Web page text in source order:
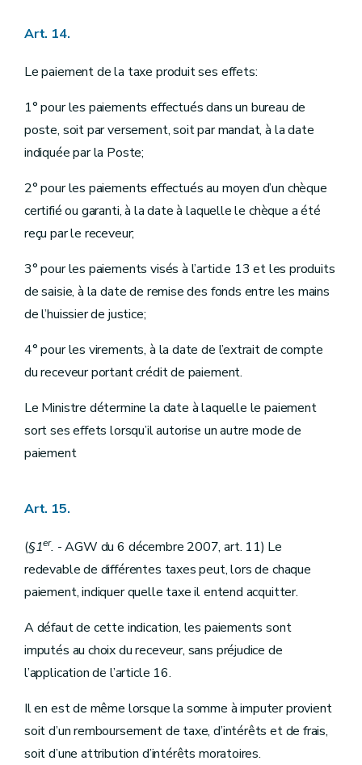
Art. 14.
Le paiement de la taxe produit ses effets:
1° pour les paiements effectués dans un bureau de
poste, soit par versement, soit par mandat, à la date
indiquée par la Poste;
2° pour les paiements effectués au moyen d’un chèque
certifié ou garanti, à la date à laquelle le chèque a été
reçu par le receveur;
3° pour les paiements visés à l’article 13 et les produits
de saisie, à la date de remise des fonds entre les mains
de l’huissier de justice;
4° pour les virements, à la date de l’extrait de compte
du receveur portant crédit de paiement.
Le Ministre détermine la date à laquelle le paiement
sort ses effets lorsqu’il autorise un autre mode de
paiement
Art. 15.
(§1er. - AGW du 6 décembre 2007, art. 11) Le
redevable de différentes taxes peut, lors de chaque
paiement, indiquer quelle taxe il entend acquitter.
A défaut de cette indication, les paiements sont
imputés au choix du receveur, sans préjudice de
l’application de l’article 16.
Il en est de même lorsque la somme à imputer provient
soit d’un remboursement de taxe, d’intérêts et de frais,
soit d’une attribution d’intérêts moratoires.